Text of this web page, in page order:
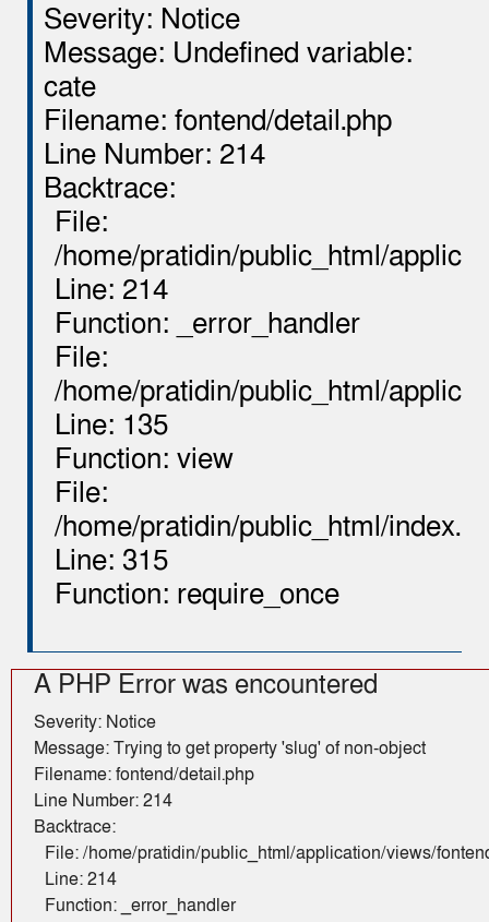
Severity: Notice
Message: Undefined variable:
cate
Filename: fontend/detail.php
Line Number: 214
Backtrace:
File:
/home/pratidin/public_html/
Line: 214
Function: _error_handler
File:
/home/pratidin/public_html/
Line: 135
Function: view
File:
/home/pratidin/public_html/
Line: 315
Function: require_once
A PHP Error was encountered
Severity: Notice
Message: Trying to get property 'slug' of non-object
Filename: fontend/detail.php
Line Number: 214
Backtrace:
File: /home/pratidin/public_html/application/views/
Line: 214
Function: _error_handler